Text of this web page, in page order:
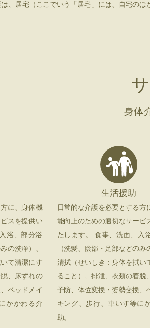
、居宅（ここでいう「居宅」には、自宅の
身体
に、身体機
スを提供い
浴、部分浴
の洗浄）、
て清潔にす
、床ずれの
ベッドメイ
かかわる介
生活援助
日常的な介護を必要とする方
能向上のための適切なサービ
たします。 食事、洗面、入
（洗髪、陰部・足部などのみ
清拭（せいしき：身体を拭い
ること）、排泄、衣類の着脱
予防、体位変換・姿勢交換、
キング、歩行、車いす等に
助。